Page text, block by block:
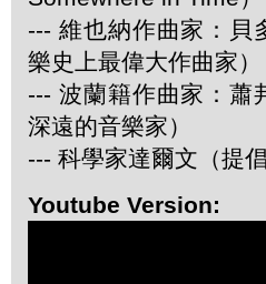
--- 維也納作曲家：貝
樂史上最偉大作曲家）
--- 波蘭籍作曲家：蕭
深遠的音樂家）
--- 科學家達爾文（提
Youtube Version: